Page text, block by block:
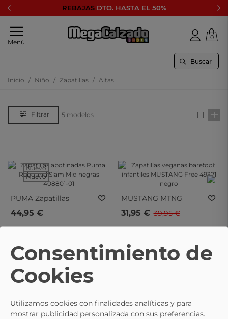
REBAJASDTO. HASTA EL 50%
Menú
0
Inicio / Niño / Zapatillas / Altas
Filtrar 5 modelos
Nuevo
Nuevo
PUMA Zapatillas
Abotinadas Puma
Rebound Slam Mid
44,95 €
- 20%
MUSTANG MTNG
Zapatillas Veganas
Barefoot Infantiles
31,95 € 39,95 €
- 20%
- 20%
Infantiles
59,84 € 74,95 €
- 20%
- 20%
Mid 2 Kids
59,84 € 74,95 €
Consentimiento de
Cookies
Utilizamos cookies con finalidades analíticas y para
mostrar publicidad personalizada con sus preferencias.